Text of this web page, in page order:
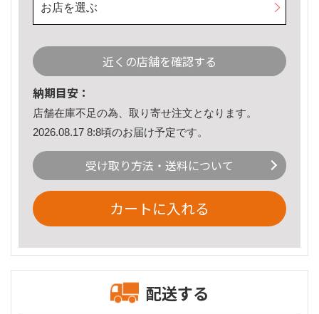
お店を選ぶ
近くの店舗を確認する
納期目安：
店舗在庫不足の為、取り寄せ注文となります。
2026.08.17 8:8頃のお届け予定です。
受け取り方法・送料について
カートに入れる
配送する